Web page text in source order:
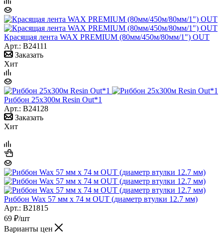
Красящая лента WAX PREMIUM (80мм/450м/80мм/1") OUT
Арт.: B24111
Заказать
Хит
Риббон 25х300м Resin Out*1
Арт.: B24128
Заказать
Хит
Риббон Wax 57 мм х 74 м OUT (диаметр втулки 12.7 мм)
Арт.: B21815
69 ₽/шт
Варианты цен